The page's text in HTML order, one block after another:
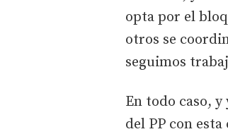
opta por el
otros se
seguimos
En todo caso,
del PP con